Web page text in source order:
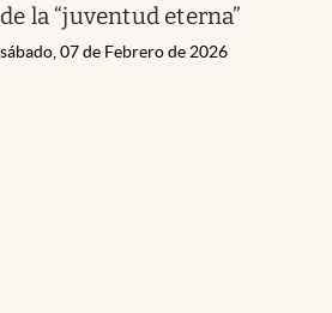
de la “juventud eterna”
sábado, 07 de Febrero de 2026